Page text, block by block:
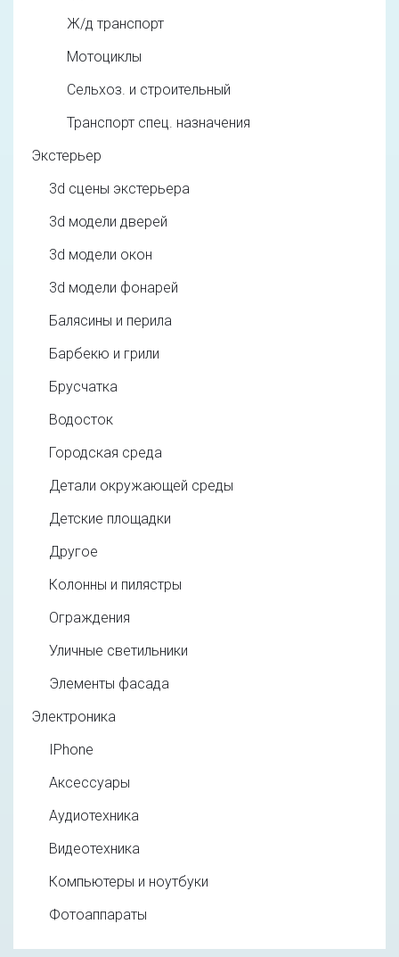
Ж/д транспорт
Мотоциклы
Сельхоз. и строительный
Транспорт спец. назначения
Экстерьер
3d cцены экстерьера
3d модели дверей
3d модели окон
3d модели фонарей
Балясины и перила
Барбекю и грили
Брусчатка
Водосток
Городская среда
Детали окружающей среды
Детские площадки
Другое
Колонны и пилястры
Ограждения
Уличные светильники
Элементы фасада
Электроника
IPhone
Аксессуары
Аудиотехника
Видеотехника
Компьютеры и ноутбуки
Фотоаппараты